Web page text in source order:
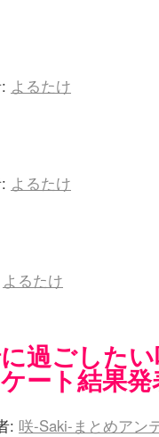
よるたけ
よるたけ
よるたけ
過ごした
ート結果
: 咲-Saki-まとめアン